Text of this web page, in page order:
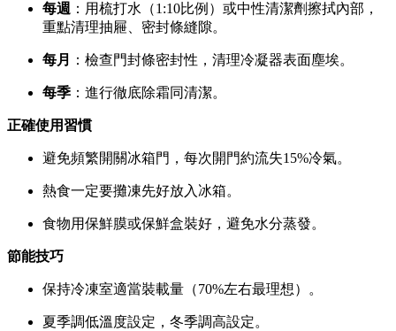
每週 ：用梳打水（1:10比例）或中性清潔劑擦拭內部，
重點清理抽屜、密封條縫隙。
每月 ：檢查門封條密封性，清理冷凝器表面塵埃。
每季 ：進行徹底除霜同清潔。
正確使用習慣
避免頻繁開關冰箱門，每次開門約流失15%冷氣。
熱食一定要攤凍先好放入冰箱。
食物用保鮮膜或保鮮盒裝好，避免水分蒸發。
節能技巧
保持冷凍室適當裝載量（70%左右最理想）。
夏季調低溫度設定，冬季調高設定。